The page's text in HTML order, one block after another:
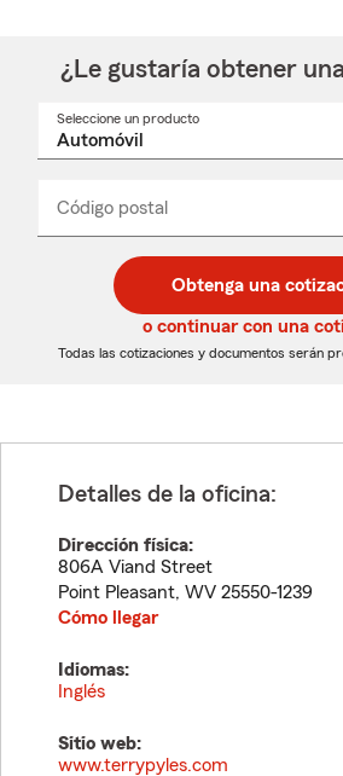
¿Le gustaría obtener
Seleccione un producto
desplegable
Código postal
de
5
dígitos
de
5
dígitos
_____
Obtenga una
o continuar con una
Todas las cotizaciones y documentos serán
Detalles de la oficina:
Dirección física:
806A Viand Street
Point Pleasant, WV 25550-1239
Cómo llegar
Idiomas:
Inglés
Sitio web:
www.terrypyles.com